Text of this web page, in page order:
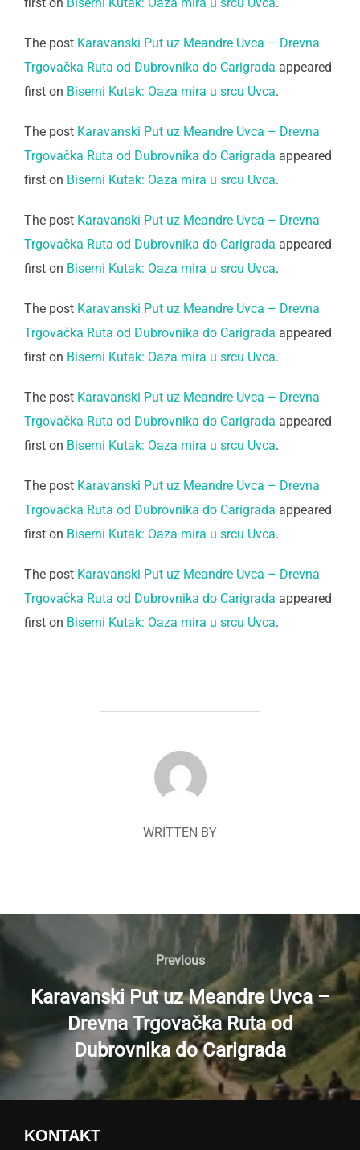
The post Karavanski Put uz Meandre Uvca – Drevna
Trgovačka Ruta od Dubrovnika do Carigrada appeared
first on Biserni Kutak: Oaza mira u srcu Uvca.
The post Karavanski Put uz Meandre Uvca – Drevna
Trgovačka Ruta od Dubrovnika do Carigrada appeared
first on Biserni Kutak: Oaza mira u srcu Uvca.
The post Karavanski Put uz Meandre Uvca – Drevna
Trgovačka Ruta od Dubrovnika do Carigrada appeared
first on Biserni Kutak: Oaza mira u srcu Uvca.
The post Karavanski Put uz Meandre Uvca – Drevna
Trgovačka Ruta od Dubrovnika do Carigrada appeared
first on Biserni Kutak: Oaza mira u srcu Uvca.
The post Karavanski Put uz Meandre Uvca – Drevna
Trgovačka Ruta od Dubrovnika do Carigrada appeared
first on Biserni Kutak: Oaza mira u srcu Uvca.
The post Karavanski Put uz Meandre Uvca – Drevna
Trgovačka Ruta od Dubrovnika do Carigrada appeared
first on Biserni Kutak: Oaza mira u srcu Uvca.
The post Karavanski Put uz Meandre Uvca – Drevna
Trgovačka Ruta od Dubrovnika do Carigrada appeared
first on Biserni Kutak: Oaza mira u srcu Uvca.
POST AUTHOR
WRITTEN BY
Navigacija
članaka
Previous
Previous
Karavanski Put uz Meandre Uvca –
Drevna Trgovačka Ruta od
Dubrovnika do Carigrada
KONTAKT